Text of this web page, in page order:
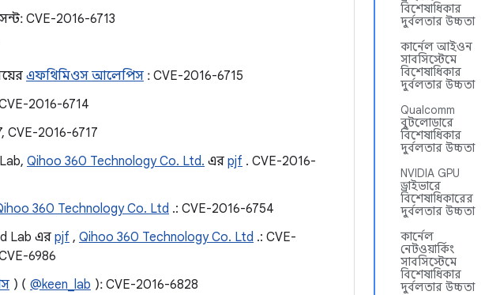
বিশেষাধিকার
দুর্বলতার উচ্চতা
কার্নেল আইওন
সাবসিস্টেমে
বিশেষাধিকার
দুর্বলতার উচ্চতা
Qualcomm
বুটলোডারে
বিশেষাধিকার
দুর্বলতার উচ্চতা
NVIDIA GPU
ড্রাইভারে
বিশেষাধিকারের
দুর্বলতার উচ্চতা
কার্নেল
নেটওয়ার্কিং
সাবসিস্টেমে
বিশেষাধিকার
দুর্বলতার উচ্চতা
CVE-2016-6713
এফথিমিওস আলেপিস : CVE-2016-6715
2016-6714
CVE-2016-6717
Qihoo 360 Technology Co. Ltd. এর pjf . CVE-2016-
360 Technology Co. Ltd .: CVE-2016-6754
Lab এর pjf , Qihoo 360 Technology Co. Ltd .: CVE-
6986
) ( @keen_lab ): CVE-2016-6828